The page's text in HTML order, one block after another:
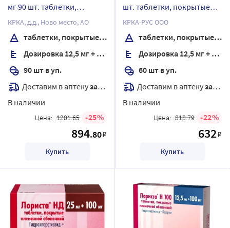
мг 90 шт. таблетки,
покрытые пленочной
оболочкой
КРКА, д.д., Ново место, АО
таблетки, покрытые пленочной оболочкой
Дозировка 12,5 мг + 100 мг
90 шт в уп.
Доставим в аптекузавтра
В наличии
Цена: 1201.65 25
894.80₽
Купить
шт. таблетки, покрытые
пленочной оболочкой
КРКА-РУС ООО
таблетки, покрытые пленочной оболочкой
Дозировка 12,5 мг + 50 мг
60 шт в уп.
Доставим в аптекузавтра
В наличии
Цена: 818.79 22
632₽
Купить